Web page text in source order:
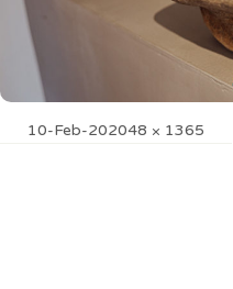
Posted
10-Feb-20Full
2048 × 1365